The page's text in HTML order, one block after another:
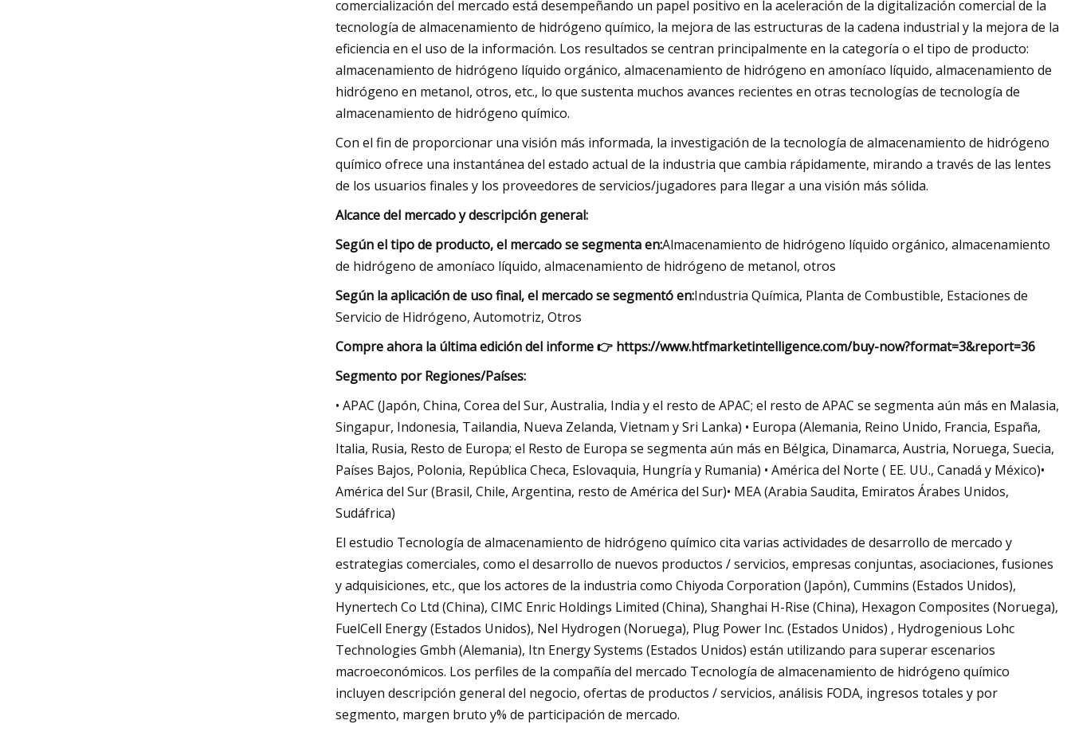
comercialización del mercado está desempeñando un papel positivo en la aceleración de la digitalización comercial de la
tecnología de almacenamiento de hidrógeno químico, la mejora de las estructuras de la cadena industrial y la mejora de la
eficiencia en el uso de la información. Los resultados se centran principalmente en la categoría o el tipo de producto:
almacenamiento de hidrógeno líquido orgánico, almacenamiento de hidrógeno en amoníaco líquido, almacenamiento de
hidrógeno en metanol, otros, etc., lo que sustenta muchos avances recientes en otras tecnologías de tecnología de
almacenamiento de hidrógeno químico.
Con el fin de proporcionar una visión más informada, la investigación de la tecnología de almacenamiento de hidrógeno
químico ofrece una instantánea del estado actual de la industria que cambia rápidamente, mirando a través de las lentes
de los usuarios finales y los proveedores de servicios/jugadores para llegar a una visión más sólida.
Alcance del mercado y descripción general:
Según el tipo de producto, el mercado se segmenta en:Almacenamiento de hidrógeno líquido orgánico, almacenamiento
de hidrógeno de amoníaco líquido, almacenamiento de hidrógeno de metanol, otros
Según la aplicación de uso final, el mercado se segmentó en:Industria Química, Planta de Combustible, Estaciones de
Servicio de Hidrógeno, Automotriz, Otros
Compre ahora la última edición del informe 👉 https://www.htfmarketintelligence.com/buy-now?format=3&report=36
Segmento por Regiones/Países:
• APAC (Japón, China, Corea del Sur, Australia, India y el resto de APAC; el resto de APAC se segmenta aún más en Malasia,
Singapur, Indonesia, Tailandia, Nueva Zelanda, Vietnam y Sri Lanka) • Europa (Alemania, Reino Unido, Francia, España,
Italia, Rusia, Resto de Europa; el Resto de Europa se segmenta aún más en Bélgica, Dinamarca, Austria, Noruega, Suecia,
Países Bajos, Polonia, República Checa, Eslovaquia, Hungría y Rumania) • América del Norte ( EE. UU., Canadá y México)•
América del Sur (Brasil, Chile, Argentina, resto de América del Sur)• MEA (Arabia Saudita, Emiratos Árabes Unidos,
Sudáfrica)
El estudio Tecnología de almacenamiento de hidrógeno químico cita varias actividades de desarrollo de mercado y
estrategias comerciales, como el desarrollo de nuevos productos / servicios, empresas conjuntas, asociaciones, fusiones
y adquisiciones, etc., que los actores de la industria como Chiyoda Corporation (Japón), Cummins (Estados Unidos),
Hynertech Co Ltd (China), CIMC Enric Holdings Limited (China), Shanghai H-Rise (China), Hexagon Composites (Noruega),
FuelCell Energy (Estados Unidos), Nel Hydrogen (Noruega), Plug Power Inc. (Estados Unidos) , Hydrogenious Lohc
Technologies Gmbh (Alemania), Itn Energy Systems (Estados Unidos) están utilizando para superar escenarios
macroeconómicos. Los perfiles de la compañía del mercado Tecnología de almacenamiento de hidrógeno químico
incluyen descripción general del negocio, ofertas de productos / servicios, análisis FODA, ingresos totales y por
segmento, margen bruto y% de participación de mercado.